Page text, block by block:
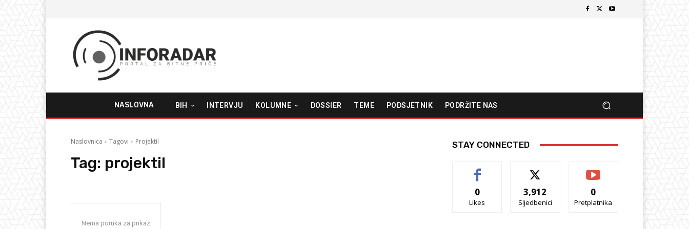
NASLOVNA BIH INTERVJU KOLUMNE DOSSIER TEME PODSJETNIK PODRŽITE NAS
Naslovnica Tagovi Projektil
Tag: projektil
Nema poruka za prikaz
STAY CONNECTED
0
Likes
3,912
Sljedbenici
0
Pretplatnika